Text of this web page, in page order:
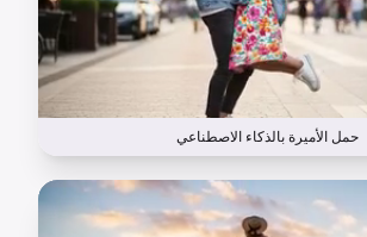
حمل الأميرة بالذكاء الاصطناعي